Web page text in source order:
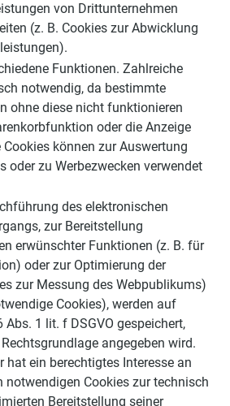
von Drittunternehmen
(z. B. Cookies zur Abwicklung
Funktionen. Zahlreiche
notwendig, da bestimmte
ohne diese nicht funktionieren
oder die Anzeige
können zur Auswertung
oder zu Werbezwecken verwendet
des elektronischen
zur Bereitstellung
erwünschter Funktionen (z. B. für
oder zur Optimierung der
zur Messung des Webpublikums)
Cookies), werden auf
Abs. 1 lit. f DSGVO gespeichert,
angegeben wird.
hat ein berechtigtes Interesse an
notwendigen Cookies zur technisch
Bereitstellung seiner